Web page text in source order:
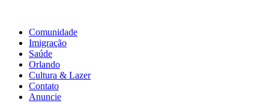
Comunidade
Imigração
Saúde
Orlando
Cultura & Lazer
Contato
Anuncie